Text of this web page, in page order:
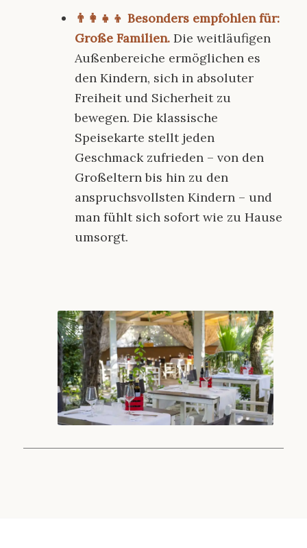
👨‍👩‍👧‍👦 Besonders empfohlen für:
Große Familien.Die weitläufigen
Außenbereiche ermöglichen es
den Kindern, sich in absoluter
Freiheit und Sicherheit zu
bewegen. Die klassische
Speisekarte stellt jeden
Geschmack zufrieden – von den
Großeltern bis hin zu den
anspruchsvollsten Kindern – und
man fühlt sich sofort wie zu Hause
umsorgt.